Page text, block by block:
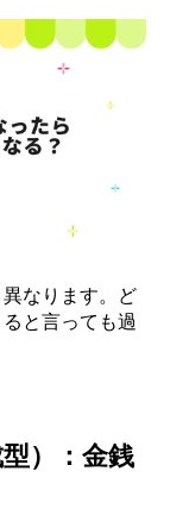
なります。ど
と言っても過
）：金銭